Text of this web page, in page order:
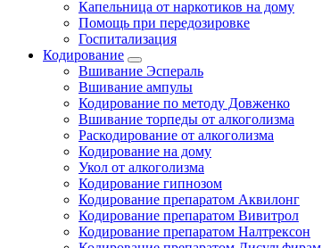
Капельница от наркотиков на дому
Помощь при передозировке
Госпитализация
Кодирование
Вшивание Эспераль
Вшивание ампулы
Кодирование по методу Довженко
Вшивание торпеды от алкоголизма
Раскодирование от алкоголизма
Кодирование на дому
Укол от алкоголизма
Кодирование гипнозом
Кодирование препаратом Аквилонг
Кодирование препаратом Вивитрол
Кодирование препаратом Налтрексон